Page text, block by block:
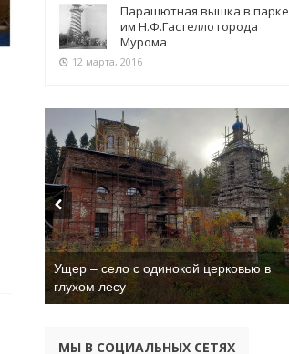
Парашютная вышка в парке
им Н.Ф.Гастелло города
Мурома
12 марта, 2016
Ущер – село с одинокой церковью в
глухом лесу
МЫ В СОЦИАЛЬНЫХ СЕТЯХ